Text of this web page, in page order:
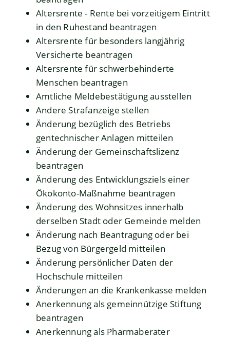
Altersrente - Rente bei vorzeitigem Eintritt
in den Ruhestand beantragen
Altersrente für besonders langjährig
Versicherte beantragen
Altersrente für schwerbehinderte
Menschen beantragen
Amtliche Meldebestätigung ausstellen
Andere Strafanzeige stellen
Änderung bezüglich des Betriebs
gentechnischer Anlagen mitteilen
Änderung der Gemeinschaftslizenz
beantragen
Änderung des Entwicklungsziels einer
Ökokonto-Maßnahme beantragen
Änderung des Wohnsitzes innerhalb
derselben Stadt oder Gemeinde melden
Änderung nach Beantragung oder bei
Bezug von Bürgergeld mitteilen
Änderung persönlicher Daten der
Hochschule mitteilen
Änderungen an die Krankenkasse melden
Anerkennung als gemeinnützige Stiftung
beantragen
Anerkennung als Pharmaberater